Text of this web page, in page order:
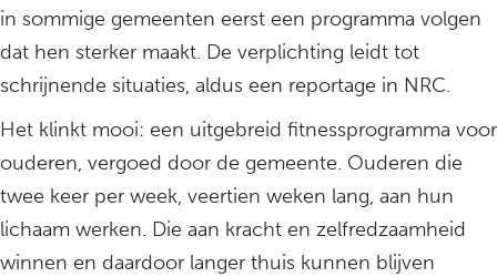
in sommige gemeenten eerst een programma volgen
dat hen sterker maakt. De verplichting leidt tot
schrijnende situaties, aldus een reportage in NRC.
Het klinkt mooi: een uitgebreid fitnessprogramma voor
ouderen, vergoed door de gemeente. Ouderen die
twee keer per week, veertien weken lang, aan hun
lichaam werken. Die aan kracht en zelfredzaamheid
winnen en daardoor langer thuis kunnen blijven